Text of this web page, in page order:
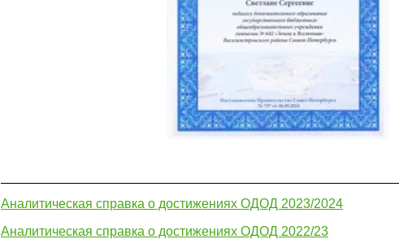
Аналитическая справка о достижениях ОДОД 2023/2024
Аналитическая справка о достижениях ОДОД 2022/23